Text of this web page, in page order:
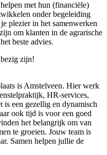
met hun (financiële)
onder begeleiding
plezier in het samenwerken
om klanten in de agrarische
beste advies.
zijn!
is Amstelveen. Hier werk
HR-services,
is een gezellig en dynamisch
ook tijd is voor een goed
het belangrijk om van
te groeien. Jouw team is
Samen helpen jullie de